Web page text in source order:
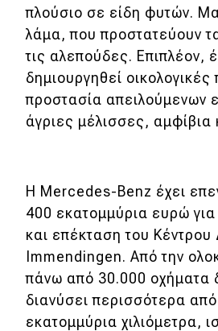
πλούσιο σε είδη φυτών.
λάμα, που προστατεύουν
τις αλεπούδες. Επιπλέον,
δημιουργηθεί οικολογικές
προστασία απειλούμενων
άγριες μέλισσες, αμφίβια
Η Mercedes-Benz έχει
400 εκατομμύρια ευρώ
και επέκταση του Κέντρου
Immendingen. Από την
πάνω από 30.000 οχήματα
διανύσει περισσότερα
εκατομμύρια χιλιόμετρα,